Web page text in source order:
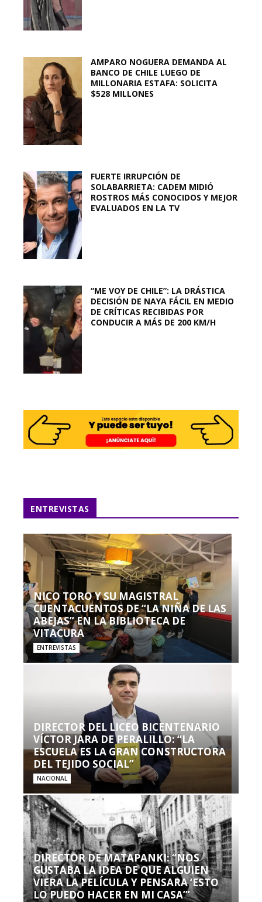
AMPARO NOGUERA DEMANDA AL
BANCO DE CHILE LUEGO DE
MILLONARIA ESTAFA: SOLICITA
$528 MILLONES
FUERTE IRRUPCIÓN DE
SOLABARRIETA: CADEM MIDIÓ
ROSTROS MÁS CONOCIDOS Y MEJOR
EVALUADOS EN LA TV
“ME VOY DE CHILE”: LA DRÁSTICA
DECISIÓN DE NAYA FÁCIL EN MEDIO
DE CRÍTICAS RECIBIDAS POR
CONDUCIR A MÁS DE 200 KM/H
ENTREVISTAS
NICO TORO Y SU MAGISTRAL
CUENTACUENTOS DE “LA NIÑA DE LAS
ABEJAS” EN LA BIBLIOTECA DE
VITACURA
ENTREVISTAS
DIRECTOR DEL LICEO BICENTENARIO
VÍCTOR JARA DE PERALILLO: “LA
ESCUELA ES LA GRAN CONSTRUCTORA
DEL TEJIDO SOCIAL”
NACIONAL
DIRECTOR DE MATAPANKI: “NOS
GUSTABA LA IDEA DE QUE ALGUIEN
VIERA LA PELÍCULA Y PENSARA ‘ESTO
LO PUEDO HACER EN MI CASA’”